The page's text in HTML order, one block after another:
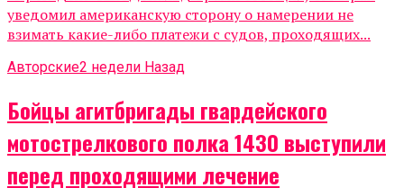
уведомил американскую сторону о намерении не
взимать какие-либо платежи с судов, проходящих...
Авторские2 недели Назад
Бойцы агитбригады гвардейского
мотострелкового полка 1430 выступили
перед проходящими лечение